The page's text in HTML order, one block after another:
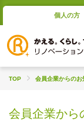
個人の方
TOP 会員企業からのお
会員企業から